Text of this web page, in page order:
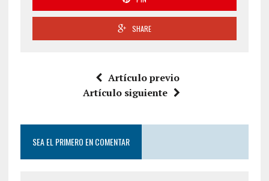
SHARE
Artículo previo
Artículo siguiente
SEA EL PRIMERO EN COMENTAR